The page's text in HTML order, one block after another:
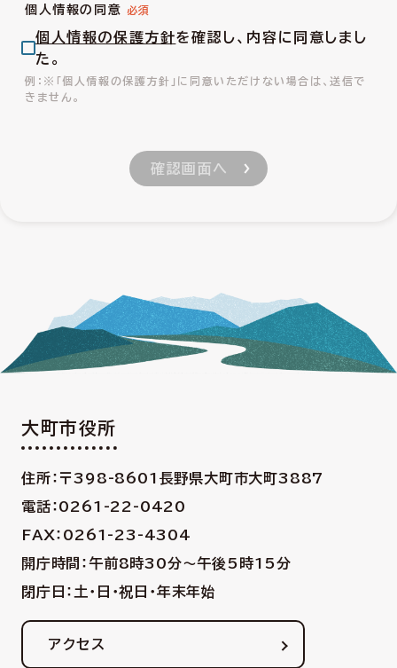
個人情報の同意
個人情報の保護方針を確認し、内容に同意しまし
た。
※「個人情報の保護方針」に同意いただけない場合は、送信で
きません。
大町市役所
住所：〒398-8601 長野県大町市大町3887
電話：0261-22-0420
FAX：0261-23-4304
開庁時間：午前8時30分〜午後5時15分
閉庁日：土・日・祝日・年末年始
アクセス